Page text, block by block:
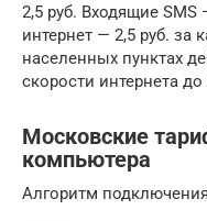
2,5 руб. Входящие
интернет — 2,5 руб. за
населенных пунктах
скорости интернета
Московские
компьютера
Алгоритм